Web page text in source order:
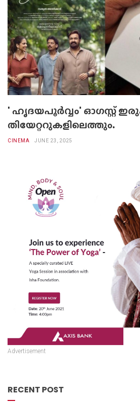
' ഹൃദയപൂര്‍വ്വം' ഓഗസ്റ്റ്
തിയേറ്ററുകളിലെത്തും.
CINEMA JUNE 23, 2025
Advertisement
RECENT POST